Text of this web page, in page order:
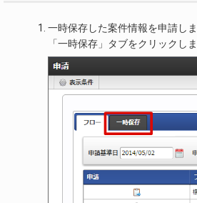
一時保存した案件情報を申請しま
「一時保存」タブをクリックしま